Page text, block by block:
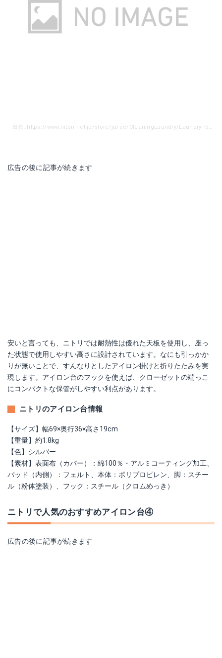
広告の後に記事が続きます
安いと言っても、ニトリでは耐熱性は優れた天板を使用し、座っ
た状態で使用しやすい高さに設計されています。なにも引っかか
りが無いことで、すんなりとしたアイロン掛けと折りたたみを実
現します。アイロン台のフックを使えば、クローゼットの端っこ
にコンパクトな保管がしやすい利点があります。
ニトリのアイロン台情報
【サイズ】幅69×奥行36×高さ19cm
【重量】約1.8kg
【色】シルバー
【素材】表面布（カバー）：綿100％・アルミコーティング加工、
パッド（内側）：フェルト、本体：ポリプロピレン、脚：スチー
ル（粉体塗装）、フック：スチール（クロムめっき）
ニトリで人気のおすすめアイロン台④
広告の後に記事が続きます